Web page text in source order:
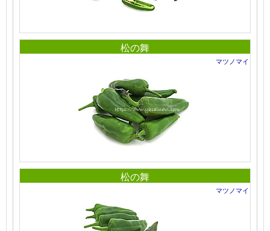
松の舞
マツノマイ
松の舞
マツノマイ